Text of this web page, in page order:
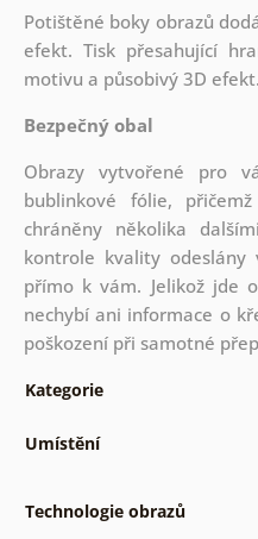
Potištěné boky obrazů
efekt. Tisk přesahující
motivu a působivý 3D efekt.
Bezpečný obal
Obrazy vytvořené pro
bublinkové fólie,
chráněny několika
kontrole kvality odeslány
přímo k vám. Jelikož jde
nechybí ani informace o
poškození při samotné
Kategorie
Umístění
Technologie obrazů